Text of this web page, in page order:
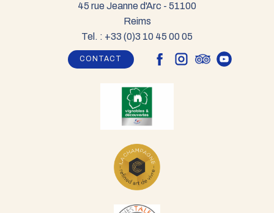
45 rue Jeanne d'Arc - 51100
Reims
Tel. : +33 (0)3 10 45 00 05
CONTACT